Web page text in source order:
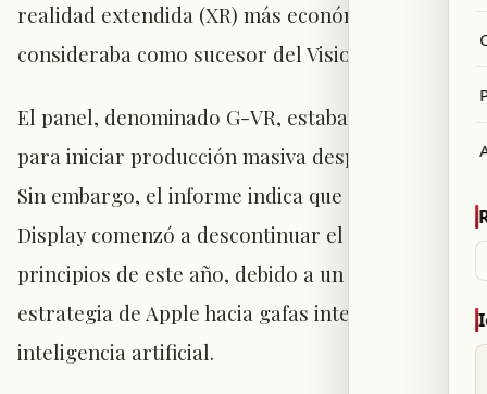
realidad extendida (XR) más económico que se
consideraba como sucesor del Vision Pro.
El panel, denominado G-VR, estaba previsto
para iniciar producción masiva después de 2028.
Sin embargo, el informe indica que Samsung
Display comenzó a descontinuar el proyecto a
principios de este año, debido a un cambio en la
estrategia de Apple hacia gafas inteligentes con
inteligencia artificial.